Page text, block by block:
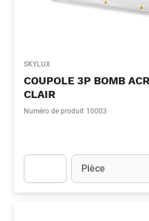
SKYLUX
COUPOLE 3P BOMB
CLAIR
Numéro de produit 10003
Unité
Pièce